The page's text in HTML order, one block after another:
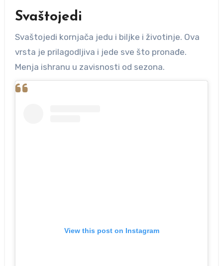
Svaštojedi
Svaštojedi kornjača jedu i biljke i životinje. Ova
vrsta je prilagodljiva i jede sve što pronađe.
Menja ishranu u zavisnosti od sezona.
View this post on Instagram